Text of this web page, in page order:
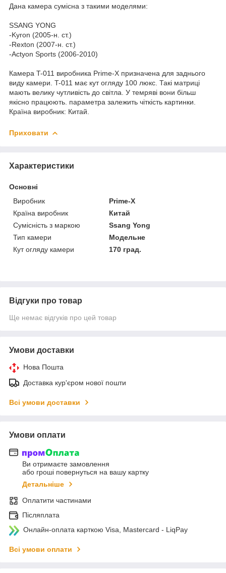
Дана камера сумісна з такими моделями:
SSANG YONG
-Kyron (2005-н. ст.)
-Rexton (2007-н. ст.)
-Actyon Sports (2006-2010)
Камера T-011 виробника Prime-X призначена для заднього
виду камери. T-011 має кут огляду 100 люкс. Такі матриці
мають велику чутливість до світла. У темряві вони більш
якісно працюють. параметра залежить чіткість картинки.
Країна виробник: Китай.
Приховати
Характеристики
Основні
Виробник
Prime-X
Країна виробник
Китай
Сумісність з маркою
Ssang Yong
Тип камери
Модельне
Кут огляду камери
170 град.
Відгуки про товар
Ще немає відгуків про цей товар
Умови доставки
Нова Пошта
Доставка кур'єром нової пошти
Всі умови доставки
Умови оплати
Ви отримаєте замовлення
або гроші повернуться на вашу картку
Детальніше
Оплатити частинами
Післяплата
Онлайн-оплата карткою Visa, Mastercard - LiqPay
Всі умови оплати